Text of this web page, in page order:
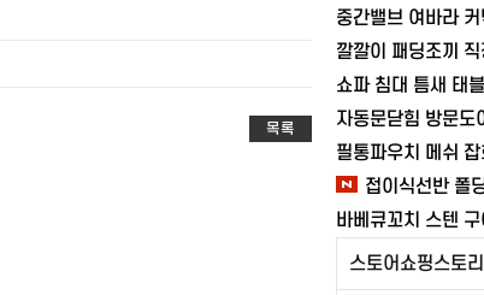
목록
스토어쇼핑스토리